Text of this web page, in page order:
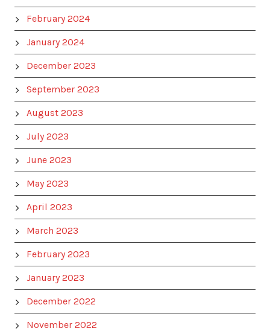
February 2024
January 2024
December 2023
September 2023
August 2023
July 2023
June 2023
May 2023
April 2023
March 2023
February 2023
January 2023
December 2022
November 2022